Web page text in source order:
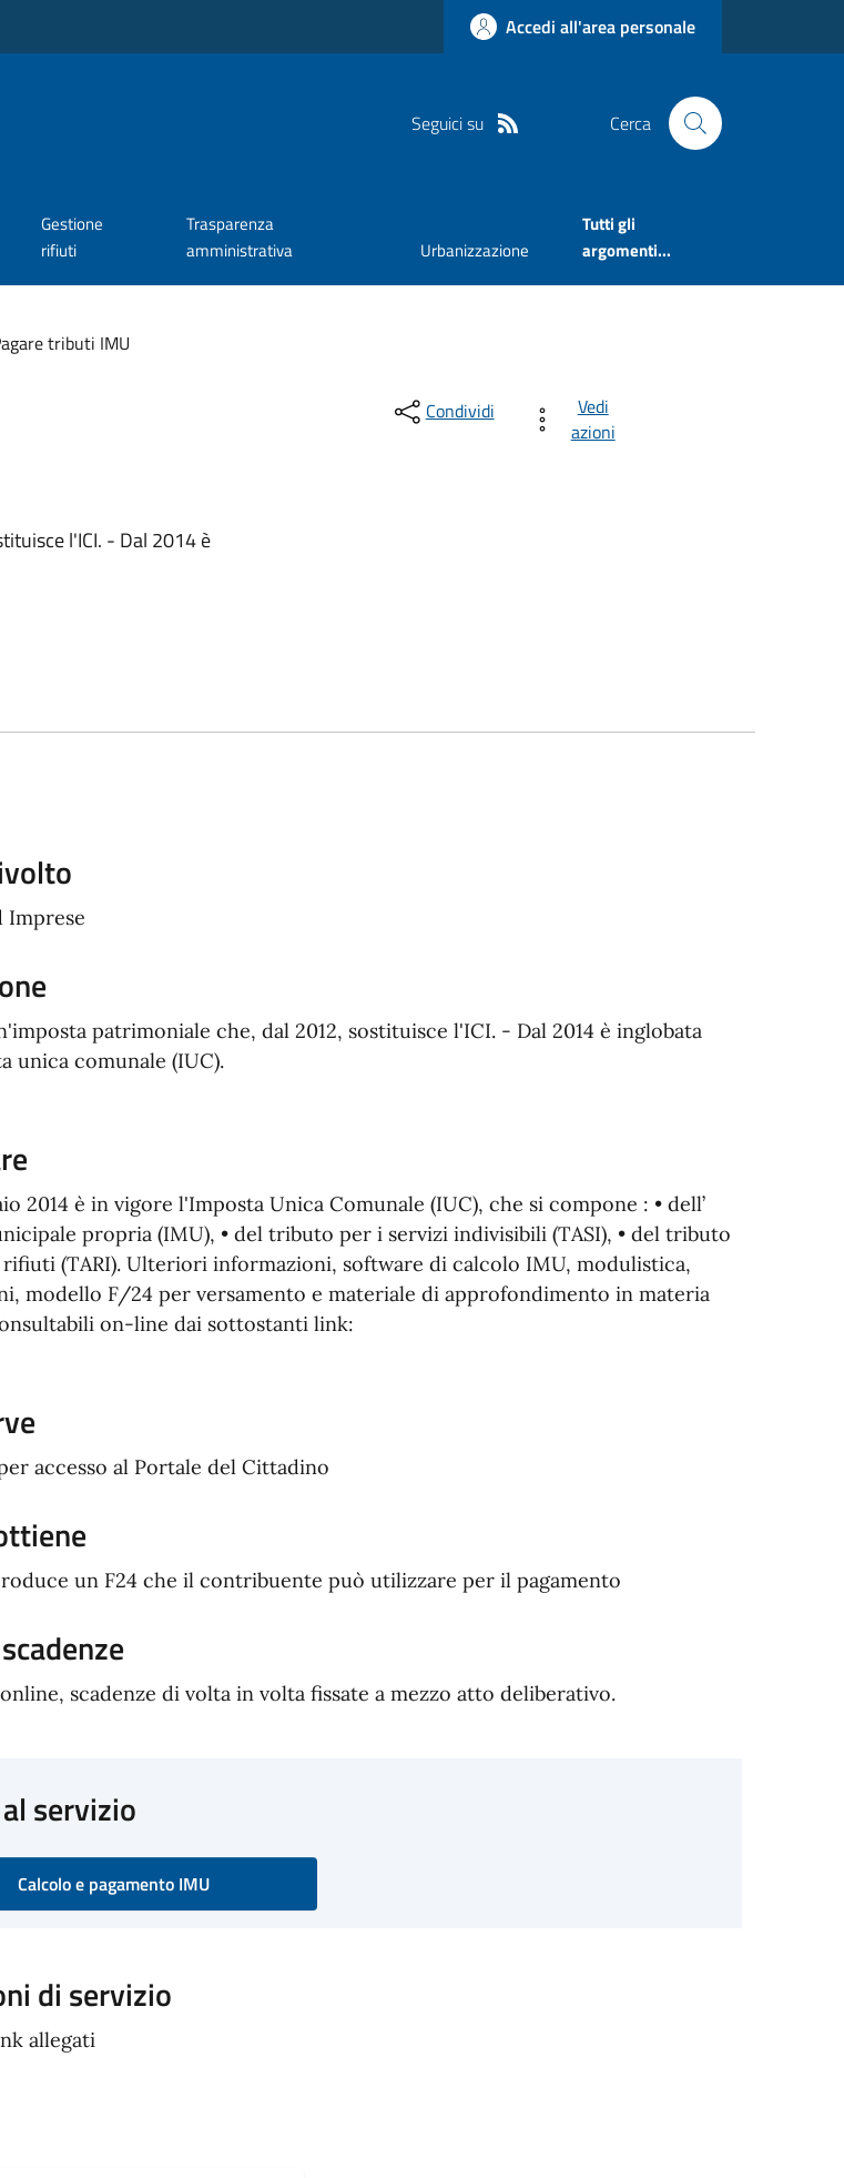
Accedi all'area personale
Seguici su Cerca
Gestione
rifiuti
Trasparenza
amministrativa
Urbanizzazione
Tutti gli
argomenti...
tributi IMU
l'ICI. - Dal 2014 è
Condividi
Vedi
azioni
Imprese
patrimoniale che, dal 2012, sostituisce l'ICI. - Dal 2014 è inglobata
unica comunale (IUC).
2014 è in vigore l'Imposta Unica Comunale (IUC), che si compone : • dell’
propria (IMU), • del tributo per i servizi indivisibili (TASI), • del tributo
rifiuti (TARI). Ulteriori informazioni, software di calcolo IMU, modulistica,
modello F/24 per versamento e materiale di approfondimento in materia
on-line dai sottostanti link:
accesso al Portale del Cittadino
un F24 che il contribuente può utilizzare per il pagamento
scadenze di volta in volta fissate a mezzo atto deliberativo.
servizio
Calcolo e pagamento IMU
di servizio
allegati